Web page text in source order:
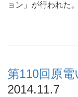
ョン」が行われた。
第110回原
2014.11.7